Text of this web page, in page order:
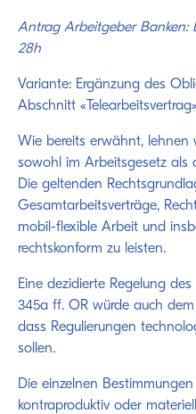
Antrag Arbeitgeber Banken:
28h
Variante: Ergänzung des
Abschnitt «Telearbeitsvertrag»
Wie bereits erwähnt, lehnen
sowohl im Arbeitsgesetz als
Die geltenden
Gesamtarbeitsverträge,
mobil-flexible Arbeit und
rechtskonform zu leisten.
Eine dezidierte Regelung
345a ff. OR würde auch
dass Regulierungen
sollen.
Die einzelnen
kontraproduktiv oder